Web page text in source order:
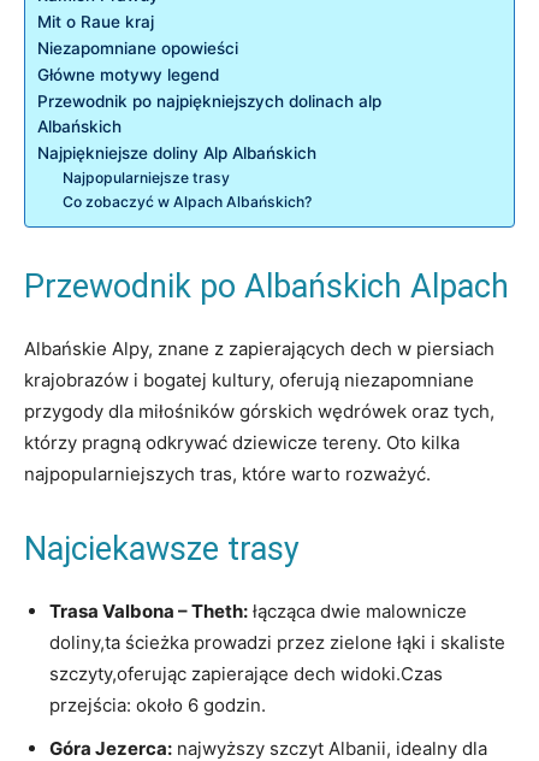
Mit o Raue kraj
Niezapomniane⁢ opowieści
Główne motywy ​legend
Przewodnik po najpiękniejszych dolinach⁢ alp
Albańskich
Najpiękniejsze doliny Alp Albańskich
Najpopularniejsze trasy
Co ‌zobaczyć ‌w Alpach Albańskich?
Przewodnik po ​Albańskich ⁤Alpach
Albańskie Alpy,​ znane z ‍zapierających dech w ‍piersiach ​
krajobrazów i‌ bogatej‍ kultury, oferują niezapomniane
przygody dla miłośników​ górskich wędrówek‍ oraz tych,⁢
którzy pragną ‍odkrywać ‌dziewicze tereny. Oto kilka
najpopularniejszych tras, które warto rozważyć.
Najciekawsze⁤ trasy
Trasa Valbona – Theth: łącząca dwie malownicze
‌doliny,ta‍ ścieżka prowadzi ‌przez‍ zielone łąki⁣ i skaliste
szczyty,oferując zapierające dech⁤ widoki.Czas
przejścia:​ około 6 godzin.
Góra ‌Jezerca: najwyższy szczyt Albanii, idealny ⁢dla